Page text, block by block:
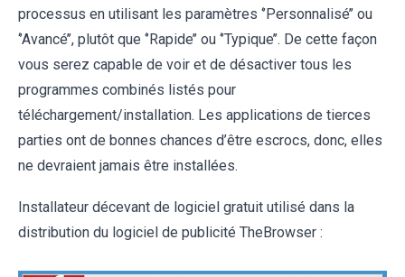
processus en utilisant les paramètres ‘’Personnalisé’’ ou
‘’Avancé’’, plutôt que ‘’Rapide’’ ou ‘’Typique’’. De cette façon
vous serez capable de voir et de désactiver tous les
programmes combinés listés pour
téléchargement/installation. Les applications de tierces
parties ont de bonnes chances d’être escrocs, donc, elles
ne devraient jamais être installées.
Installateur décevant de logiciel gratuit utilisé dans la
distribution du logiciel de publicité TheBrowser :